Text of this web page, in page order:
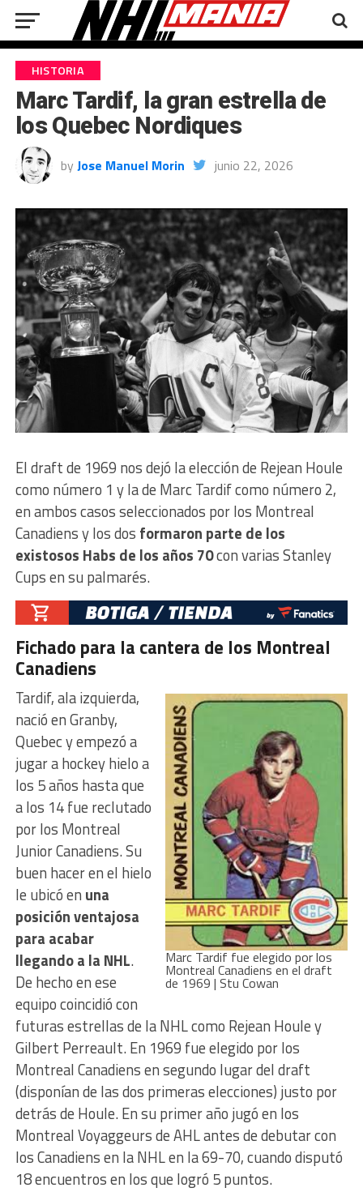
HISTORIA
Marc Tardif, la gran estrella de
los Quebec Nordiques
by Jose Manuel Morin junio 22, 2026
El draft de 1969 nos dejó la elección de Rejean Houle
como número 1 y la de Marc Tardif como número 2,
en ambos casos seleccionados por los Montreal
Canadiens y los dos formaron parte de los
existosos Habs de los años 70con varias Stanley
Cups en su palmarés.
Fichado para la cantera de los Montreal
Canadiens
Marc Tardif fue elegido por los
Montreal Canadiens en el draft
de 1969 | Stu Cowan
Tardif, ala izquierda,
nació en Granby,
Quebec y empezó a
jugar a hockey hielo a
los 5 años hasta que
a los 14 fue reclutado
por los Montreal
Junior Canadiens. Su
buen hacer en el hielo
le ubicó en una
posición ventajosa
para acabar
llegando a la NHL.
De hecho en ese
equipo coincidió con
futuras estrellas de la NHL como Rejean Houle y
Gilbert Perreault. En 1969 fue elegido por los
Montreal Canadiens en segundo lugar del draft
(disponían de las dos primeras elecciones) justo por
detrás de Houle. En su primer año jugó en los
Montreal Voyaggeurs de AHL antes de debutar con
los Canadiens en la NHL en la 69-70, cuando disputó
18 encuentros en los que logró 5 puntos.